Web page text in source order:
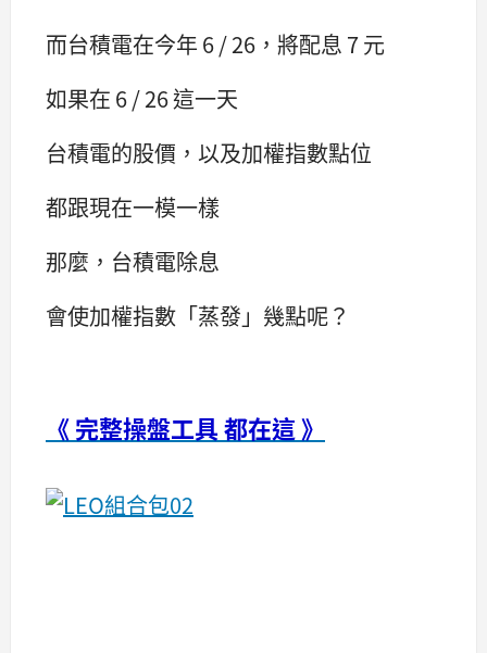
而台積電在今年 6 / 26，將配息 7 元
如果在 6 / 26 這一天
台積電的股價，以及加權指數點位
都跟現在一模一樣
那麼，台積電除息
會使加權指數「蒸發」幾點呢？
《 完整操盤工具 都在這 》